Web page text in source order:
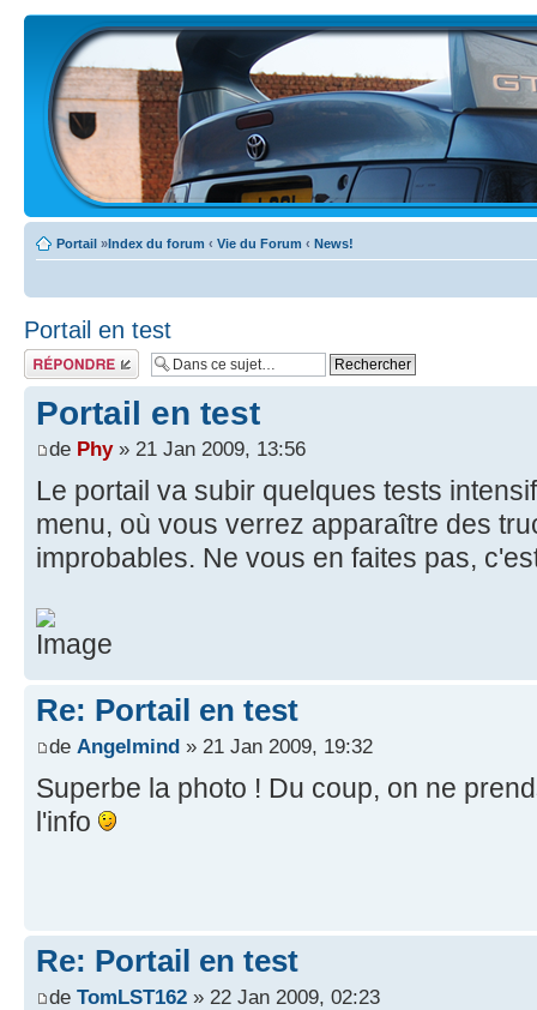
Portail »Index du forum ‹ Vie du Forum ‹ News!
Portail en test
Écrire un
commentaire
Portail en test
de Phy» 21 Jan 2009, 13:56
Le portail va subir quelques tests
menu, où vous verrez apparaître des
improbables. Ne vous en faites pas,
Re: Portail en test
de Angelmind » 21 Jan 2009, 19:32
Superbe la photo ! Du coup, on ne
l'info
Re: Portail en test
de TomLST162 » 22 Jan 2009, 02:23